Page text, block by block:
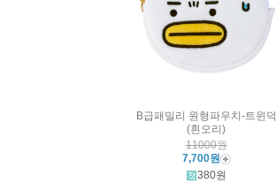
B급패밀리 원형파우치-트윈덕
(흰오리)
11000원
7,700원
380원